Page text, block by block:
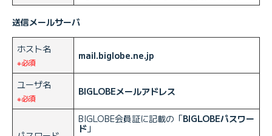
送信メールサーバ
ホスト名
※必須
mail.biglobe.ne.jp
ユーザ名
※必須
BIGLOBEメールアドレス
BIGLOBE会員証に記載の「BIGLOBEパスワー
ド 」